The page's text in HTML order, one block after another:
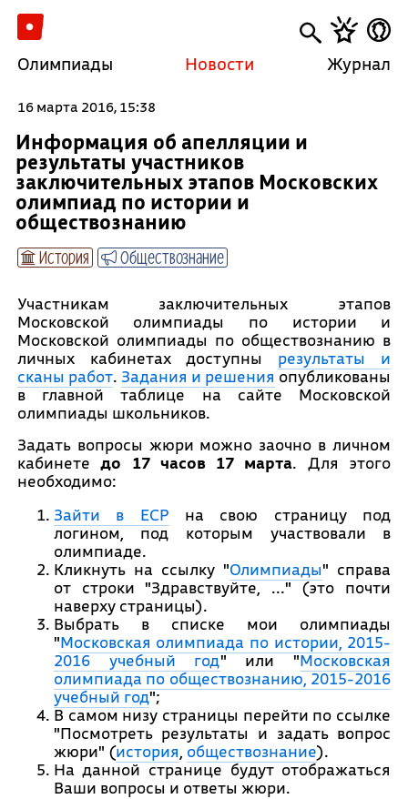
Олимпиады Новости Журнал
16 марта 2016, 15:38
Информация об апелляции и
результаты участников
заключительных этапов Московских
олимпиад по истории и
обществознанию
История Обществознание
Участникам заключительных этапов
Московской олимпиады по истории и
Московской олимпиады по обществознанию в
личных кабинетах доступны результаты и
сканы работ. Задания и решения опубликованы
в главной таблице на сайте Московской
олимпиады школьников.
Задать вопросы жюри можно заочно в личном
кабинетедо 17 часов 17 марта. Для этого
необходимо:
Зайти в ЕСР на свою страницу под
логином, под которым участвовали в
олимпиаде.
Кликнуть на ссылку "Олимпиады" справа
от строки "Здравствуйте, ..." (это почти
наверху страницы).
Выбрать в списке мои олимпиады
"Московская олимпиада по истории, 2015-
2016 учебный год" или "Московская
олимпиада по обществознанию, 2015-2016
учебный год";
В самом низу страницы перейти по ссылке
"Посмотреть результаты и задать вопрос
жюри" (история, обществознание).
На данной странице будут отображаться
Ваши вопросы и ответы жюри.